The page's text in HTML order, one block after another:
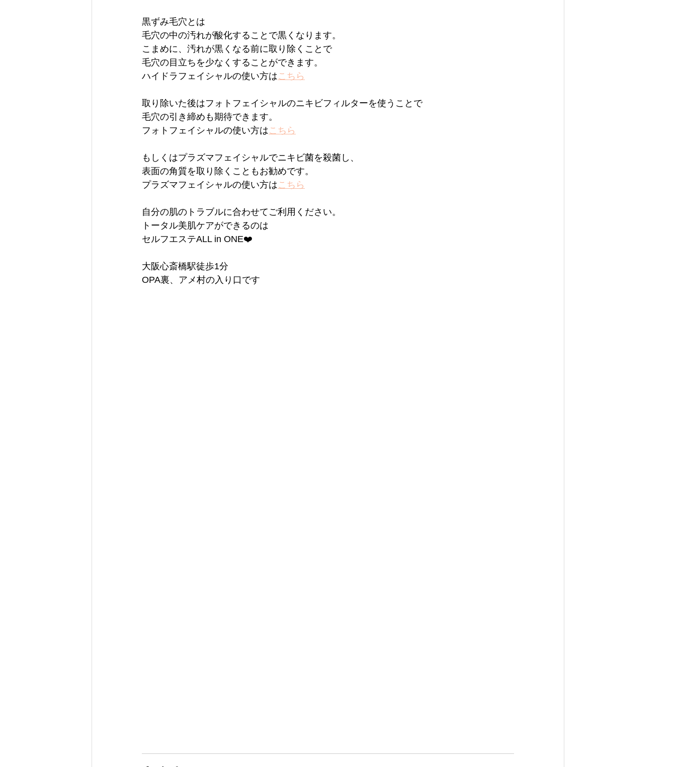
黒ずみ毛穴とは
毛穴の中の汚れが酸化することで黒くなります。
こまめに、汚れが黒くなる前に取り除くことで
毛穴の目立ちを少なくすることができます。
ハイドラフェイシャルの使い方はこちら
取り除いた後はフォトフェイシャルのニキビフィルターを使うことで
毛穴の引き締めも期待できます。
フォトフェイシャルの使い方はこちら
もしくはプラズマフェイシャルでニキビ菌を殺菌し、
表面の角質を取り除くこともお勧めです。
プラズマフェイシャルの使い方はこちら
自分の肌のトラブルに合わせてご利用ください。
トータル美肌ケアができるのは
セルフエステALL in ONE❤️
大阪心斎橋駅徒歩1分
OPA裏、アメ村の入り口です